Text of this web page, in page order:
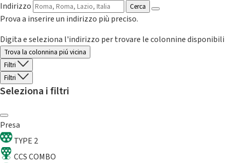
Indirizzo
Cerca
Prova a inserire un indirizzo più preciso.
Digita e seleziona l'indirizzo per trovare le colonnine disponibili
Trova la colonnina piú vicina
Filtri
Filtri
Seleziona i filtri
Presa
TYPE 2
CCS COMBO